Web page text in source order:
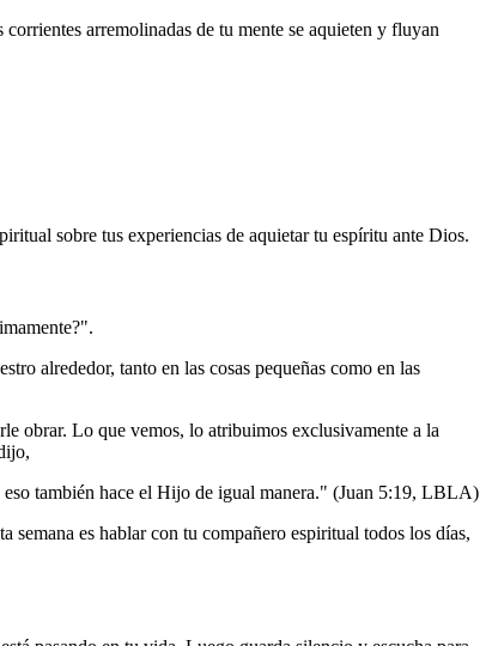
arremolinadas de tu mente se aquieten y fluyan
sobre tus experiencias de aquietar tu espíritu ante Dios.
alrededor, tanto en las cosas pequeñas como en las
obrar. Lo que vemos, lo atribuimos exclusivamente a la
eso también hace el Hijo de igual manera." (Juan 5:19, LBLA)
semana es hablar con tu compañero espiritual todos los días,